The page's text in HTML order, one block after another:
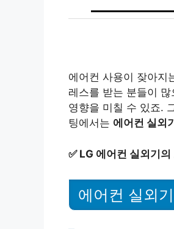
에어컨 사용이 잦아지
레스를 받는 분들이
영향을 미칠 수 있죠.
팅에서는 에어컨 실외
✅ LG 에어컨 실외기
에어컨 실외